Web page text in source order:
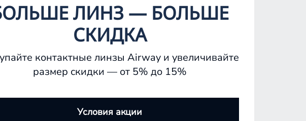
Занятия на Визотронике Засветы по Чермаку
Электростимуляция «ЭСОМ»
ЛИНЗ — БОЛЬШЕ
СКИДКА
контактные линзы Airway и увеличивайте
размер скидки — от 5% до 15%
Условия акции